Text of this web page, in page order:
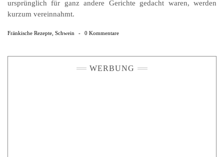
ursprünglich für ganz andere Gerichte gedacht waren, werden
kurzum vereinnahmt.
Fränkische Rezepte Schwein - 0 Kommentare
WERBUNG